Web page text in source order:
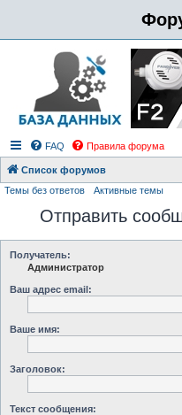
FAQ Правила форума
Список форумов
Темы без ответов Активные темы
Отправить
Получатель:
Администратор
Ваш адрес email:
Ваше имя:
Заголовок:
Текст сообщения: